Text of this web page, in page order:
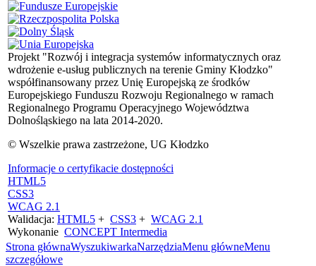
Projekt "Rozwój i integracja systemów informatycznych oraz
wdrożenie e-usług publicznych na terenie Gminy Kłodzko"
współfinansowany przez Unię Europejską ze środków
Europejskiego Funduszu Rozwoju Regionalnego w ramach
Regionalnego Programu Operacyjnego Województwa
Dolnośląskiego na lata 2014-2020.
© Wszelkie prawa zastrzeżone, UG Kłodzko
Informacje o certyfikacie dostępności
HTML5
CSS3
WCAG 2.1
Walidacja: HTML5 + CSS3 + WCAG 2.1
Wykonanie CONCEPT Intermedia
Strona głównaWyszukiwarkaNarzędziaMenu główneMenu
szczegółowe